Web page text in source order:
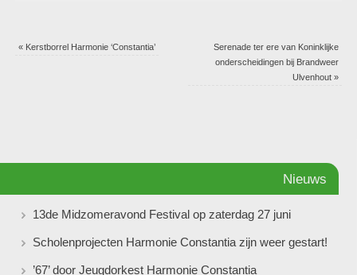
«Kerstborrel Harmonie ‘Constantia’
Serenade ter ere van Koninklijke
onderscheidingen bij Brandweer
Ulvenhout»
Nieuws
13de Midzomeravond Festival op zaterdag 27 juni
Scholenprojecten Harmonie Constantia zijn weer gestart!
’67’ door Jeugdorkest Harmonie Constantia